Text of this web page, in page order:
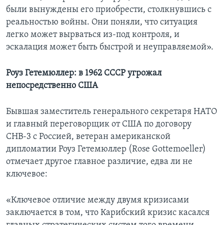
были вынуждены его приобрести, столкнувшись с
реальностью войны. Они поняли, что ситуация
легко может вырваться из-под контроля, и
эскалация может быть быстрой и неуправляемой».
Роуз Гетемюллер: в 1962 СССР угрожал
непосредственно США
Бывшая заместитель генерального секретаря НАТО
и главный переговорщик от США по договору
СНВ-3 с Россией, ветеран американской
дипломатии Роуз Гетемюллер (Rose Gottemoeller)
отмечает другое главное различие, едва ли не
ключевое:
«Ключевое отличие между двумя кризисами
заключается в том, что Карибский кризис касался